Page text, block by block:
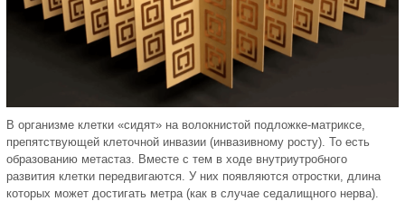
В организме клетки «сидят» на волокнистой подложке-матриксе,
препятствующей клеточной инвазии (инвазивному росту). То есть
образованию метастаз. Вместе с тем в ходе внутриутробного
развития клетки передвигаются. У них появляются отростки, длина
которых может достигать метра (как в случае седалищного нерва).